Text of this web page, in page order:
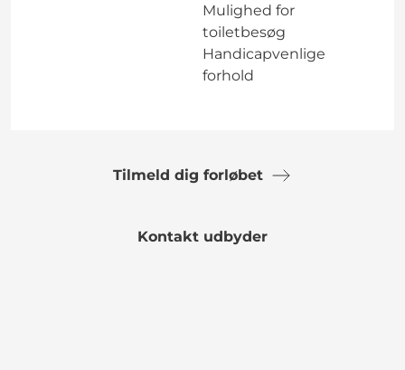
Mulighed for
toiletbesøg
Handicapvenlige
forhold
Tilmeld dig forløbet
Kontakt udbyder